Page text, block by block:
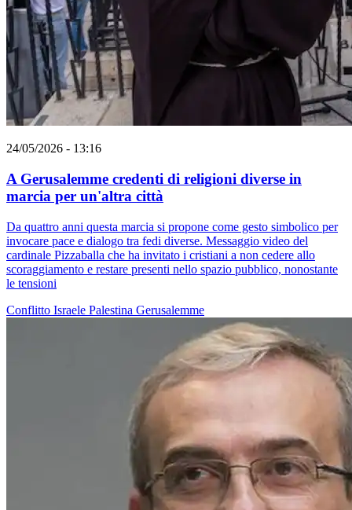
24/05/2026 - 13:16
A Gerusalemme credenti di religioni diverse in
marcia per un'altra città
Da quattro anni questa marcia si propone come gesto simbolico per
invocare pace e dialogo tra fedi diverse. Messaggio video del
cardinale Pizzaballa che ha invitato i cristiani a non cedere allo
scoraggiamento e restare presenti nello spazio pubblico, nonostante
le tensioni
Conflitto Israele Palestina Gerusalemme